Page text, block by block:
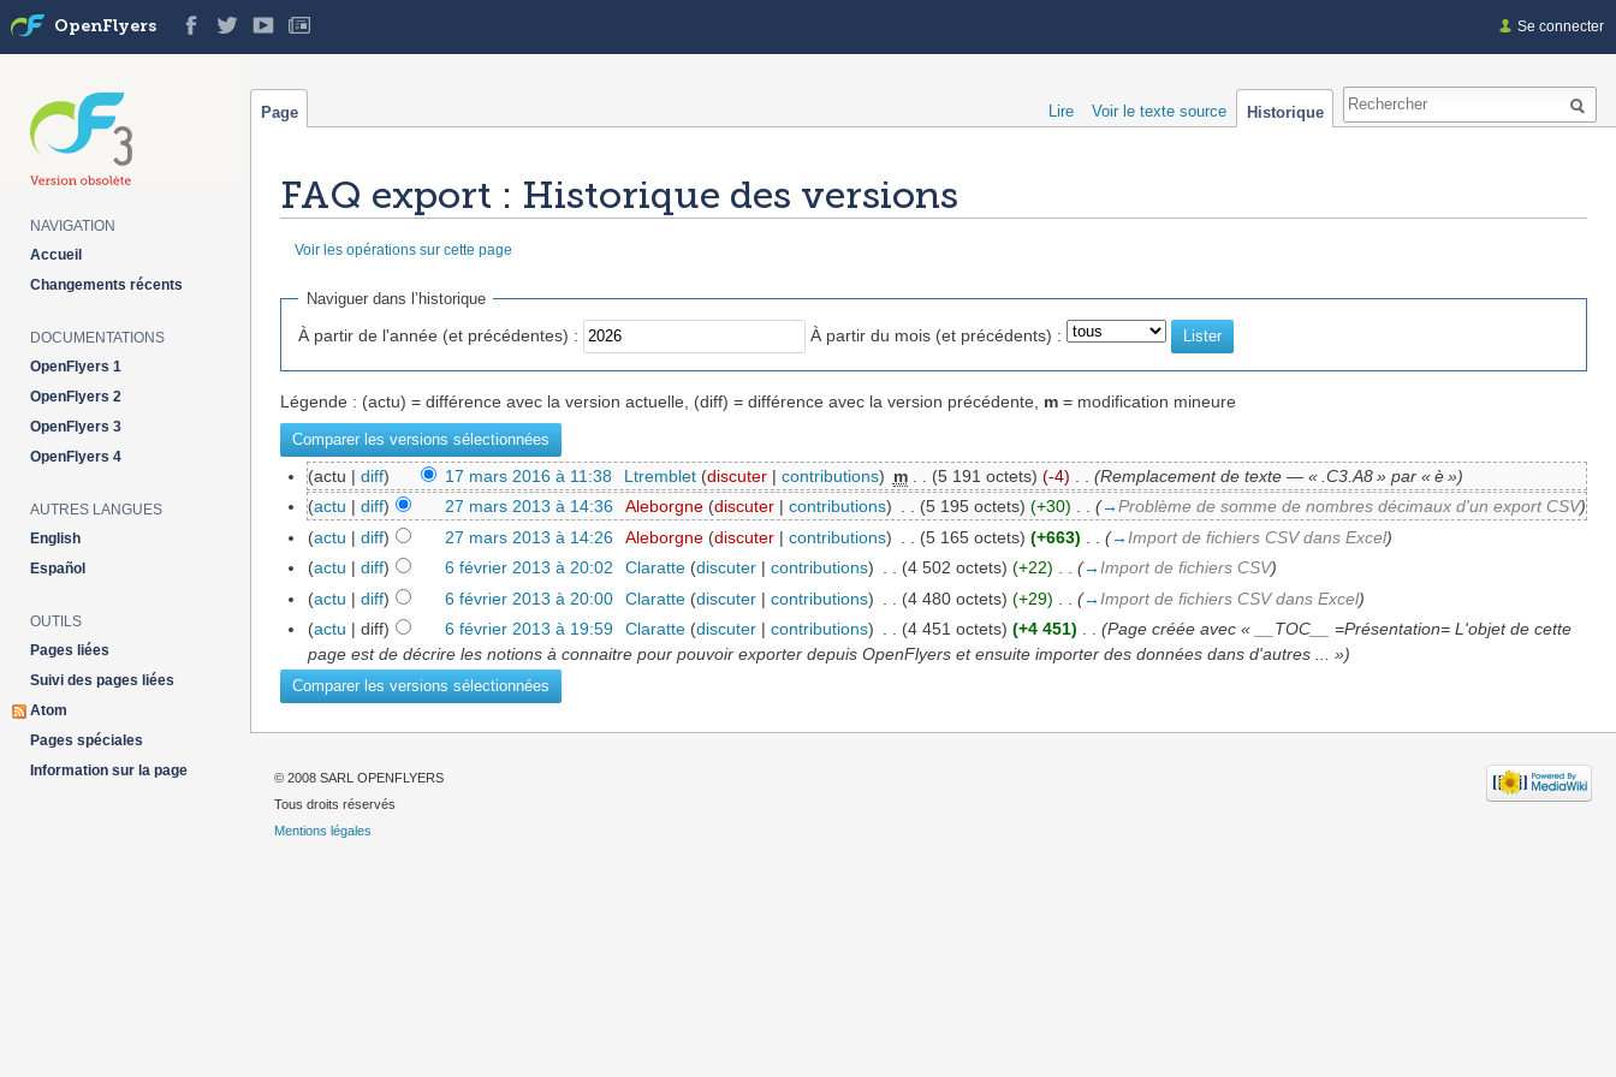
FAQ export : Historique des versions
Voir les opérations sur cette page
Naviguer dans l’historique
À partir de l'année (et précédentes) : À partir du mois (et précédents) :
Légende : (actu) = différence avec la version actuelle, (diff) = différence avec la version précédente, m = modification mineure
(actu |diff) 17 mars 2016 à 11:38 Ltremblet (discuter| contributions) m (5 191 octets) (-4)
(Remplacement de texte — « .C3.A8 » par « è »)
(actu |diff) 27 mars 2013 à 14:36 Aleborgne (discuter| contributions) . . (5 195 octets) (+30) . . (→Problème de somme de nombres décimaux d'un export CSV)
(actu |diff) 27 mars 2013 à 14:26 Aleborgne (discuter| contributions) (5 165 octets) (+663) (→ Import de fichiers CSV dans Excel)
(actu |diff) 6 février 2013 à 20:02 Claratte (discuter| contributions) (4 502 octets) (+22) (→ Import de fichiers CSV)
(actu |diff) 6 février 2013 à 20:00 Claratte (discuter| contributions) (4 480 octets) (+29) (→ Import de fichiers CSV dans Excel)
(actu | diff) 6 février 2013 à 19:59 Claratte (discuter| contributions) (4 451 octets) (+4 451)
(Page créée avec « __TOC__ =Présentation= L'objet de cette
page est de décrire les notions à connaitre pour pouvoir exporter depuis OpenFlyers et ensuite importer des données dans d'autres ... »)
Se connecter
Page Lire Voir le texte source Historique
OpenFlyers
NAVIGATION
Accueil
Changements récents
DOCUMENTATIONS
OpenFlyers 1
OpenFlyers 2
OpenFlyers 3
OpenFlyers 4
AUTRES LANGUES
English
Español
OUTILS
Pages liées
Suivi des pages liées
Atom
Pages spéciales
Information sur la page
© 2008 SARL OPENFLYERS
Tous droits réservés
Mentions légales